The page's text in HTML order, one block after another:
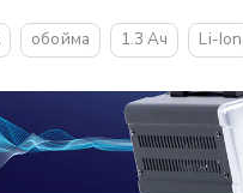
обойма 1.3 Ач Li-Ion